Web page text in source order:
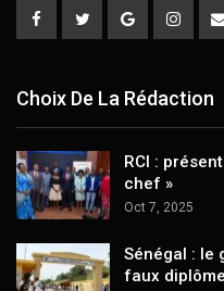
Choix De La Rédaction
RCI :
chef »
Oct 7, 2025
Sénégal : le
faux